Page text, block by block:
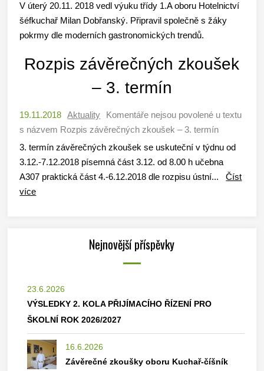
V úterý 20.11. 2018 vedl výuku třídy 1.A oboru Hotelnictví
šéfkuchař Milan Dobřanský. Připravil společně s žáky
pokrmy dle moderních gastronomických trendů.
Rozpis závěrečných zkoušek
– 3. termín
19.11.2018 Aktuality Komentáře nejsou povolené u textu
s názvem Rozpis závěrečných zkoušek – 3. termín
3. termín závěrečných zkoušek se uskuteční v týdnu od
3.12.-7.12.2018 písemná část 3.12. od 8.00 h učebna
A307 praktická část 4.-6.12.2018 dle rozpisu ústní...Číst
více
Nejnovější příspěvky
23.6.2026
VÝSLEDKY 2. KOLA PŘIJÍMACÍHO ŘÍZENÍ PRO
ŠKOLNÍ ROK 2026/2027
16.6.2026
Závěrečné zkoušky oboru Kuchař-číšník